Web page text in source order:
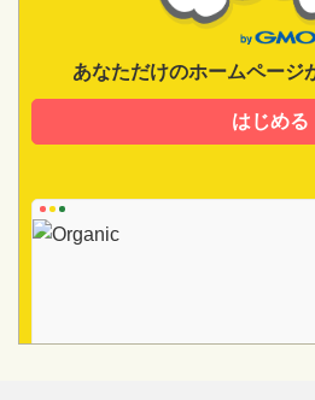
あなただけのホームページ
はじめる